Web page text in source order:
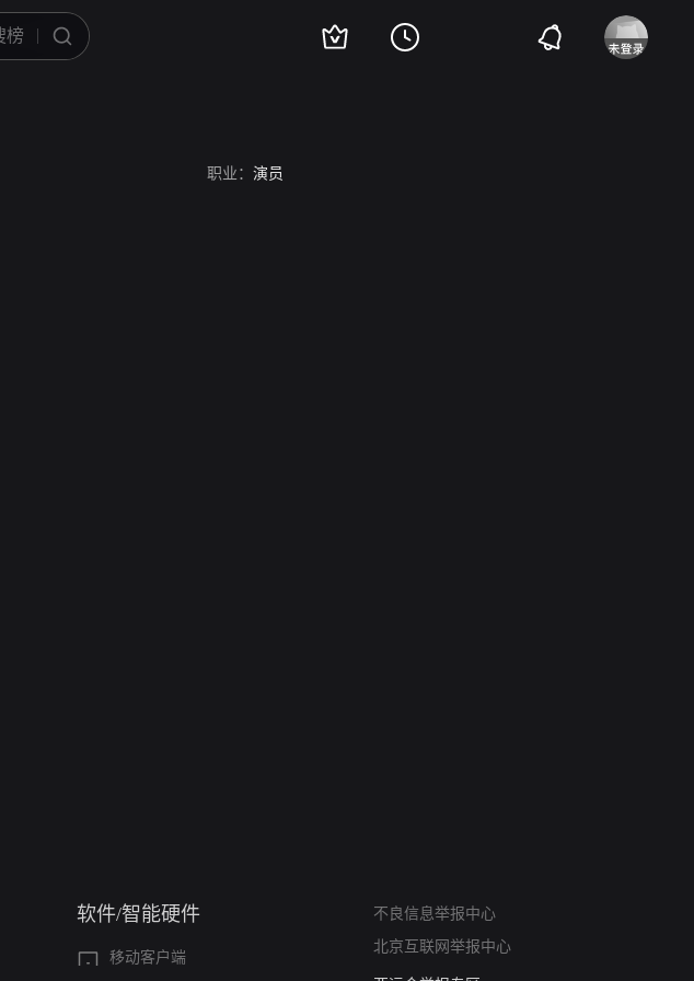
职业： 演员
软件/智能硬件
移动客户端
不良信息举报中心
北京互联网举报中心
算法推荐专项举报